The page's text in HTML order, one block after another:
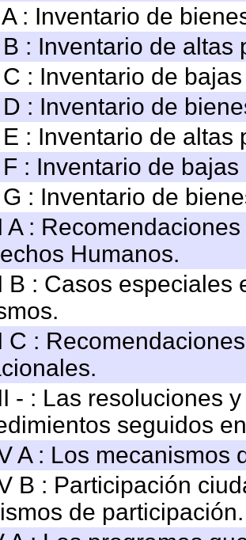
: Inventario de
: Inventario de
: Inventario de
: Inventario de
: Inventario de
: Inventario de
: Inventario de
A :
Humanos.
B : Casos especiales
C :
- : Las resoluciones
seguidos
A : Los mecanismos
B : Participación
de participación.